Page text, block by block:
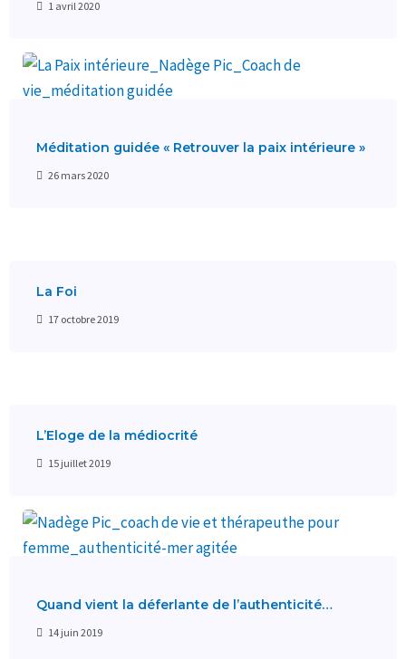
1 avril 2020
Méditation guidée « Retrouver la paix intérieure »
26 mars 2020
La Foi
17 octobre 2019
L’Eloge de la médiocrité
15 juillet 2019
Quand vient la déferlante de l’authenticité…
14 juin 2019